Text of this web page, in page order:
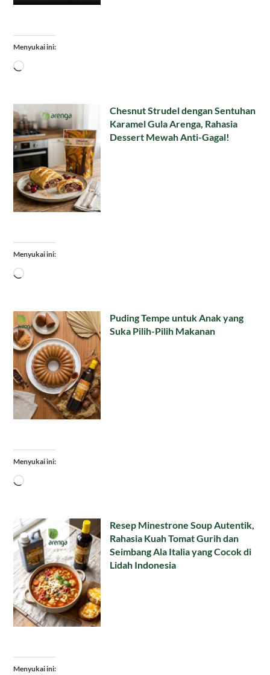
Menyukai ini:
Memuat...
Chesnut Strudel dengan Sentuhan
Karamel Gula Arenga, Rahasia
Dessert Mewah Anti-Gagal!
Menyukai ini:
Memuat...
Puding Tempe untuk Anak yang
Suka Pilih-Pilih Makanan
Menyukai ini:
Memuat...
Resep Minestrone Soup Autentik,
Rahasia Kuah Tomat Gurih dan
Seimbang Ala Italia yang Cocok di
Lidah Indonesia
Menyukai ini: